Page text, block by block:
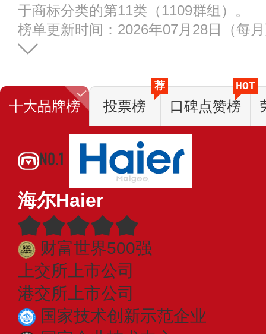
于商标分类的第11类（1109群组）。
榜单更新时间：2026年07月28日（每
十大品牌榜 投票榜
荐
口碑点赞榜
HOT
NO.1
海尔Haier
财富世界500强
上交所上市公司
港交所上市公司
国家技术创新示范企业